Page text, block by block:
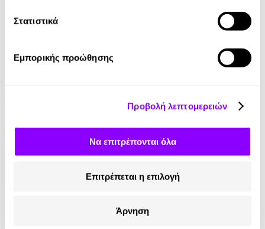
Στατιστικά
Εμπορικής προώθησης
Προβολή λεπτομερειών
Να επιτρέπονται όλα
Επιτρέπεται η επιλογή
Άρνηση
Audiobook • 1 Credit
Yael Van Der Wouden
Ο Τελευταίος των Μοϊκανών